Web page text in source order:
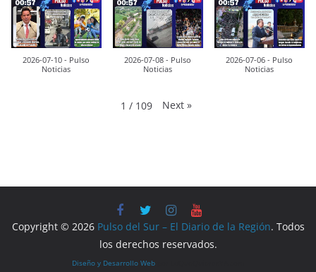
2026-07-10 - Pulso
Noticias
2026-07-08 - Pulso
Noticias
2026-07-06 - Pulso
Noticias
1 / 109 Next »
Copyright © 2026 Pulso del Sur – El Diario de la Región. Todos
los derechos reservados.
Diseño y Desarrollo Web